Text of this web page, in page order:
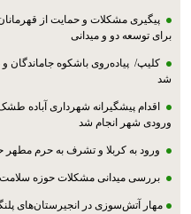
پیگیری مشکلات و حمایت از
برای توسعه دو و میدانی
کلیپ/ پیاده‌روی باشکوه جاماندگان و
شد
اقدام پیشگیرانه شهرداری آباده
ورودی شهر انجام شد
ورود به کربلا و تشرف به حرم مطهر
بررسی میدانی مشکلات حوزه سلامت